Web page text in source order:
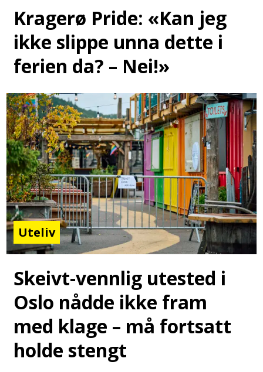
Kragerø Pride: «Kan jeg
ikke slippe unna dette i
ferien da? – Nei!»
Uteliv
Skeivt-vennlig utested i
Oslo nådde ikke fram
med klage – må fortsatt
holde stengt